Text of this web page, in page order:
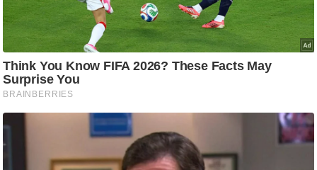
स्टा
टे
क्नॉ